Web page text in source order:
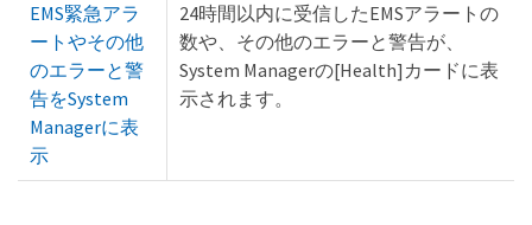
EMS緊急アラ
ートやその他
のエラーと警
告をSystem
Managerに表
示
24時間以内に受信したEMSアラートの
数や、その他のエラーと警告が、
System Managerの[Health]カードに表
示されます。